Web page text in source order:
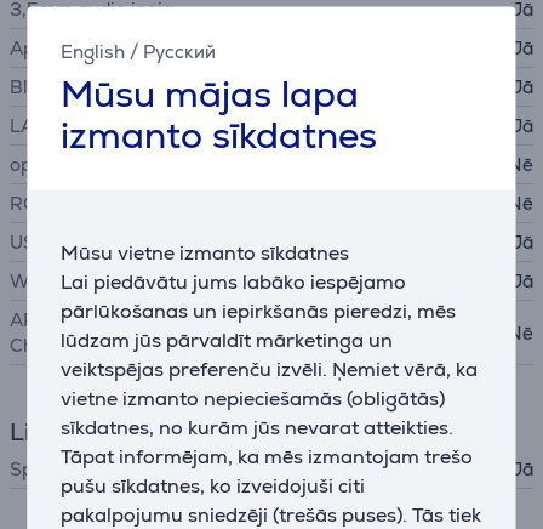
English / Русский
Mūsu mājas lapa
izmanto sīkdatnes
Mūsu vietne izmanto sīkdatnes
Lai piedāvātu jums labāko iespējamo
pārlūkošanas un iepirkšanās pieredzi, mēs
lūdzam jūs pārvaldīt mārketinga un
veiktspējas preferenču izvēli. Ņemiet vērā, ka
vietne izmanto nepieciešamās (obligātās)
sīkdatnes, no kurām jūs nevarat atteikties.
Tāpat informējam, ka mēs izmantojam trešo
pušu sīkdatnes, ko izveidojuši citi
pakalpojumu sniedzēji (trešās puses). Tās tiek
3,5mm audio ieeja
Jā
Apple AirPlay 2
Jā
Bluetooth
Jā
LAN (tīkla interfeis, RJ45)
Jā
optiskā audio ieeja
Nē
RCA
Nē
USB-A
Jā
WiFi
Jā
ARC - Audio Return
Channel
Nē
Lietojumprogrammas
Spotify Jā